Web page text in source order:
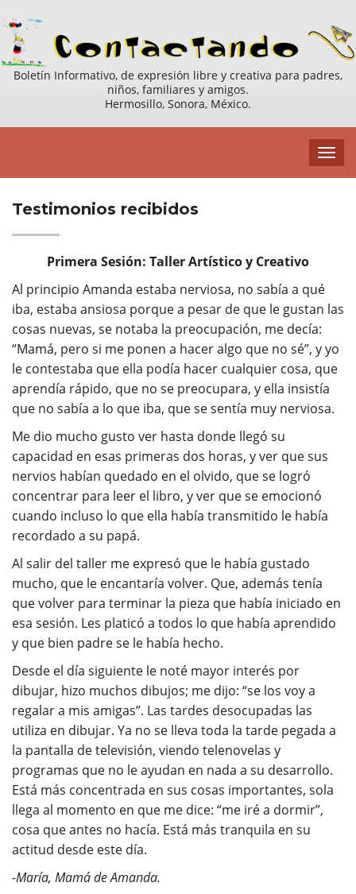
Boletín Informativo, de expresión libre y creativa para padres,
niños, familiares y amigos.
Hermosillo, Sonora, México.
Testimonios recibidos
Primera Sesión: Taller Artístico y Creativo
Al principio Amanda estaba nerviosa, no sabía a qué
iba, estaba ansiosa porque a pesar de que le gustan las
cosas nuevas, se notaba la preocupación, me decía:
“Mamá, pero si me ponen a hacer algo que no sé”, y yo
le contestaba que ella podía hacer cualquier cosa, que
aprendía rápido, que no se preocupara, y ella insistía
que no sabía a lo que iba, que se sentía muy nerviosa.
Me dio mucho gusto ver hasta donde llegó su
capacidad en esas primeras dos horas, y ver que sus
nervios habían quedado en el olvido, que se logró
concentrar para leer el libro, y ver que se emocionó
cuando incluso lo que ella había transmitido le había
recordado a su papá.
Al salir del taller me expresó que le había gustado
mucho, que le encantaría volver. Que, además tenía
que volver para terminar la pieza que había iniciado en
esa sesión. Les platicó a todos lo que había aprendido
y que bien padre se le había hecho.
Desde el día siguiente le noté mayor interés por
dibujar, hizo muchos dibujos; me dijo: “se los voy a
regalar a mis amigas”. Las tardes desocupadas las
utiliza en dibujar. Ya no se lleva toda la tarde pegada a
la pantalla de televisión, viendo telenovelas y
programas que no le ayudan en nada a su desarrollo.
Está más concentrada en sus cosas importantes, sola
llega al momento en que me dice: “me iré a dormir”,
cosa que antes no hacía. Está más tranquila en su
actitud desde este día.
-María, Mamá de Amanda.